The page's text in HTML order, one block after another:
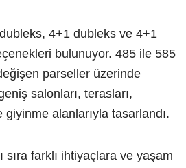
4+1 dubleks ve 4+1
bulunuyor. 485 ile 585
parseller üzerinde
salonları, terasları,
alanlarıyla tasarlandı.
sıra farklı ihtiyaçlara ve yaşam